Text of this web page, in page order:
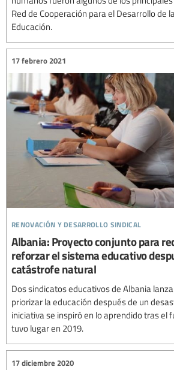
Red de Cooperación para el Desarrollo de
Educación.
renovación y desarrollo sindical
17 febrero 2021
Albania: Proyecto conjunto para
reforzar el sistema educativo
catástrofe natural
Dos sindicatos educativos de Albania
priorizar la educación después de un
iniciativa se inspiró en lo aprendido tras el
tuvo lugar en 2019.
17 diciembre 2020